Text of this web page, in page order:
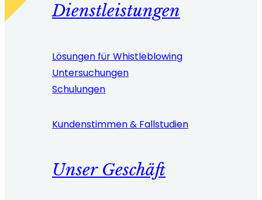
Dienstleistungen
Lösungen für Whistleblowing
Untersuchungen
Schulungen
Kundenstimmen & Fallstudien
Unser Geschäft